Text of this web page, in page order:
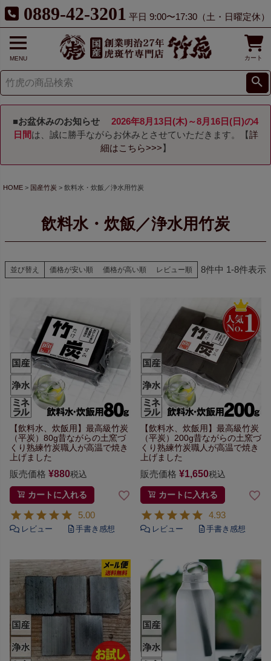
0889-42-3201 平日 9:00〜17:30（土・日曜定休）
MENU カート
■お盆休みのお知らせ
2026年8月13日(木)～8月16日(日)の4
日間は、誠に勝手ながらお休みとさせていただきます。【詳
細はこちら>>> 】
HOME 国産竹炭 飲料水・炊飯／浄水用竹炭
飲料水・炊飯／浄水用竹炭
並び替え 価格が安い順 価格が高い順 レビュー順 8件中 1-8件表示
【飲料水、炊飯用】最高級竹炭
（平炭）80g昔ながらの土窯づ
くり熟練竹炭職人が高温で焼き
上げました
販売価格 ¥880税込
カートに入れる
5.00
【飲料水、炊飯用】最高級竹炭
（平炭）200g昔ながらの土窯づ
くり熟練竹炭職人が高温で焼き
上げました
販売価格 ¥1,650税込
カートに入れる
4.93